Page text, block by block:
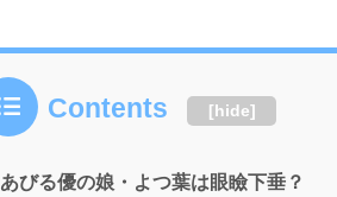
Contents [hide]
あびる優の娘・よつ葉は眼瞼下垂？